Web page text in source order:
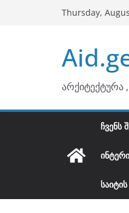
Thursday,
არქიტექტურა
ᲩᲕᲔᲜᲡ